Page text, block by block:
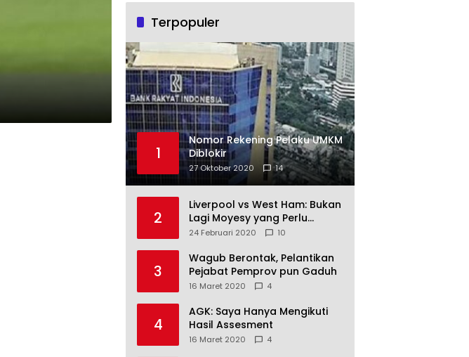
Terpopuler
1
Nomor Rekening Pelaku UMKM
Diblokir
27 Oktober 2020 14
2
Liverpool vs West Ham: Bukan
Lagi Moyesy yang Perlu
Ditakuti
24 Februari 2020 10
3
Wagub Berontak, Pelantikan
Pejabat Pemprov pun Gaduh
16 Maret 2020 4
4
AGK: Saya Hanya Mengikuti
Hasil Assesment
16 Maret 2020 4